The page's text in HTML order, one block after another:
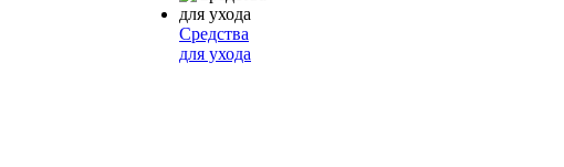
Средства
для ухода